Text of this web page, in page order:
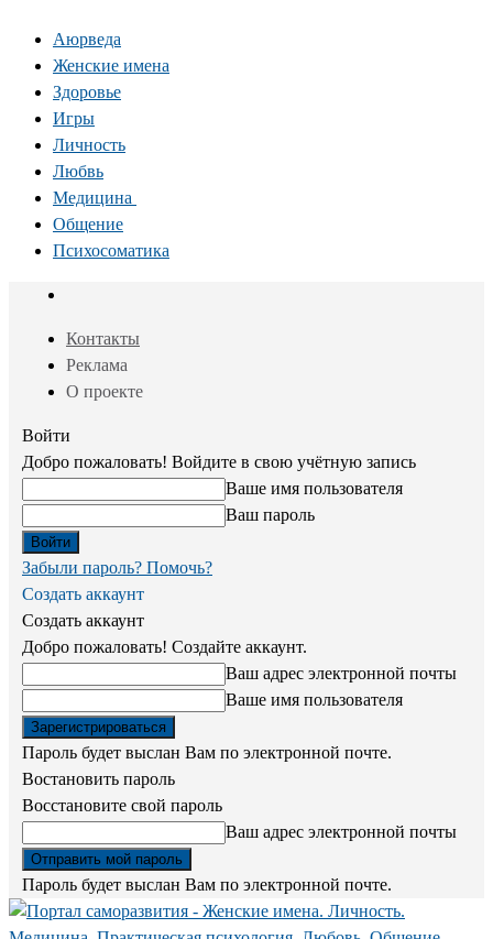
Аюрведа
Женские имена
Здоровье
Игры
Личность
Любвь
Медицина
Общение
Психосоматика
Контакты
Реклама
О проекте
Войти
Добро пожаловать! Войдите в свою учётную запись
Ваше имя пользователя
Ваш пароль
Забыли пароль? Помочь?
Создать аккаунт
Создать аккаунт
Добро пожаловать! Создайте аккаунт.
Ваш адрес электронной почты
Ваше имя пользователя
Пароль будет выслан Вам по электронной почте.
Востановить пароль
Восстановите свой пароль
Ваш адрес электронной почты
Пароль будет выслан Вам по электронной почте.